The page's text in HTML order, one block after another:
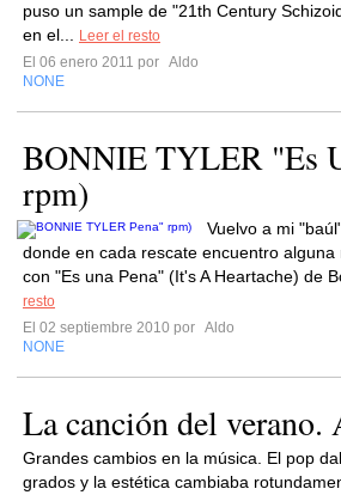
puso un sample de "21th Century
en el...
Leer el resto
El 06 enero 2011 por Aldo
NONE
BONNIE TYLER "Es
rpm)
Vuelvo a mi
donde en cada rescate encuentro alguna
con "Es una Pena" (It's A Heartache) de
resto
El 02 septiembre 2010 por Aldo
NONE
La canción del verano.
Grandes cambios en la música. El pop
grados y la estética cambiaba